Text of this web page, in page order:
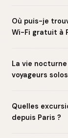
Où puis-je
Wi-Fi gratuit à
La vie
voyageurs
Quelles
depuis Paris ?